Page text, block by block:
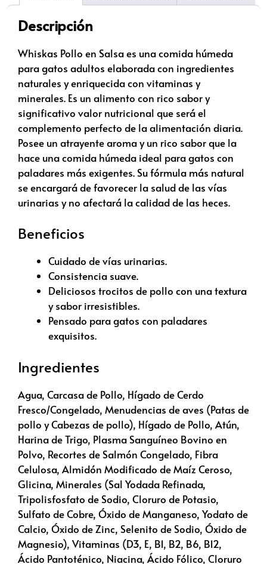
Descripción
Whiskas Pollo en Salsa es una comida húmeda
para gatos adultos elaborada con ingredientes
naturales y enriquecida con vitaminas y
minerales. Es un alimento con rico sabor y
significativo valor nutricional que será el
complemento perfecto de la alimentación diaria.
Posee un atrayente aroma y un rico sabor que la
hace una comida húmeda ideal para gatos con
paladares más exigentes. Su fórmula más natural
se encargará de favorecer la salud de las vías
urinarias y no afectará la calidad de las heces.
Beneficios
Cuidado de vías urinarias.
Consistencia suave.
Deliciosos trocitos de pollo con una textura
y sabor irresistibles.
Pensado para gatos con paladares
exquisitos.
Ingredientes
Agua, Carcasa de Pollo, Hígado de Cerdo
Fresco/Congelado, Menudencias de aves (Patas de
pollo y Cabezas de pollo), Hígado de Pollo, Atún,
Harina de Trigo, Plasma Sanguíneo Bovino en
Polvo, Recortes de Salmón Congelado, Fibra
Celulosa, Almidón Modificado de Maíz Ceroso,
Glicina, Minerales (Sal Yodada Refinada,
Tripolisfosfato de Sodio, Cloruro de Potasio,
Sulfato de Cobre, Óxido de Manganeso, Yodato de
Calcio, Óxido de Zinc, Selenito de Sodio, Óxido de
Magnesio), Vitaminas (D3, E, B1, B2, B6, B12,
Ácido Pantoténico, Niacina, Ácido Fólico, Cloruro